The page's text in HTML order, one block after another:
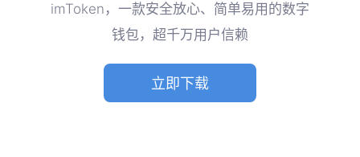
imToken，一款安全放心、简单易用的数字
钱包，超千万用户信赖
立即下载